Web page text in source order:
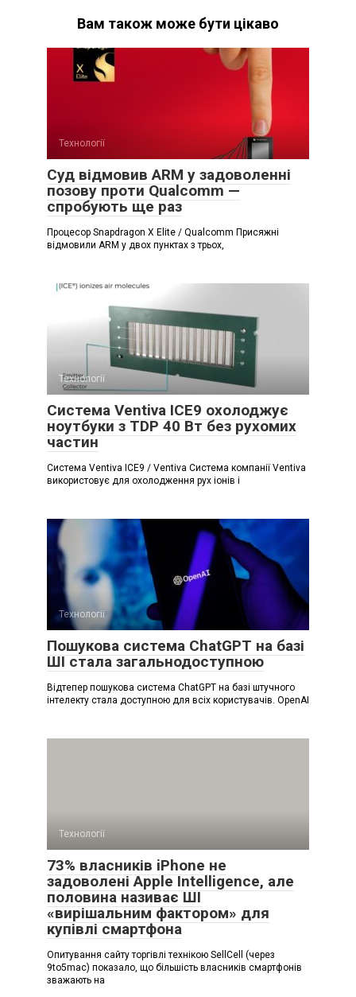
Вам також може бути цікаво
Технології
Суд відмовив ARM у задоволенні
позову проти Qualcomm —
спробують ще раз
Процесор Snapdragon X Elite / Qualcomm Присяжні
відмовили ARM у двох пунктах з трьох,
Технології
Система Ventiva ICE9 охолоджує
ноутбуки з TDP 40 Вт без рухомих
частин
Система Ventiva ICE9 / Ventiva Система компанії Ventiva
використовує для охолодження рух іонів і
Технології
Пошукова система ChatGPT на базі
ШІ стала загальнодоступною
Відтепер пошукова система ChatGPT на базі штучного
інтелекту стала доступною для всіх користувачів. OpenAI
Технології
73% власників iPhone не
задоволені Apple Intelligence, але
половина називає ШІ
«вирішальним фактором» для
купівлі смартфона
Опитування сайту торгівлі технікою SellCell (через
9to5mac) показало, що більшість власників смартфонів
зважають на